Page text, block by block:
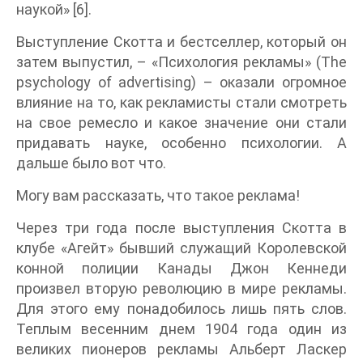
наукой» [6].
Выступление Скотта и бестселлер, который он
затем выпустил, – «Психология рекламы» (The
psychology of advertising) – оказали огромное
влияние на то, как рекламисты стали смотреть
на свое ремесло и какое значение они стали
придавать науке, особенно психологии. А
дальше было вот что.
Могу вам рассказать, что такое реклама!
Через три года после выступления Скотта в
клубе «Агейт» бывший служащий Королевской
конной полиции Канады Джон Кеннеди
произвел вторую революцию в мире рекламы.
Для этого ему понадобилось лишь пять слов.
Теплым весенним днем 1904 года один из
великих пионеров рекламы Альберт Ласкер